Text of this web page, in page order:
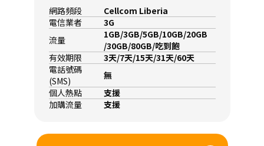
網路頻段
Cellcom Liberia
電信業者
3G
流量
1GB/3GB/5GB/10GB/20GB
/30GB/80GB/吃到飽
有效期限
3天/7天/15天/31天/60天
電話號碼
(SMS)
無
個人熱點
支援
加購流量
支援